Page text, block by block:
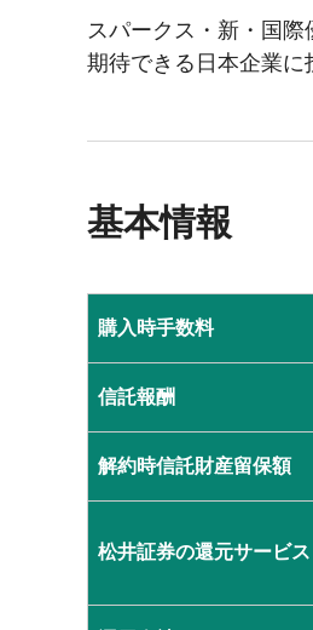
スパークス・新・国
期待できる日本企業に
基本情報
購入時手数料
信託報酬
解約時信託財産留保額
松井証券の還元サービス